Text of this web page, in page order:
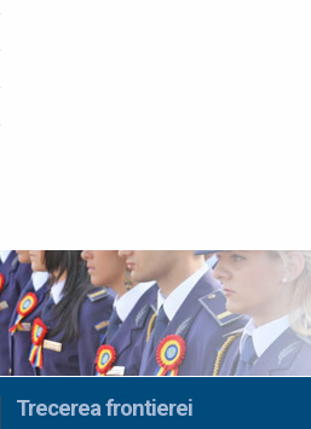
Trecerea frontierei